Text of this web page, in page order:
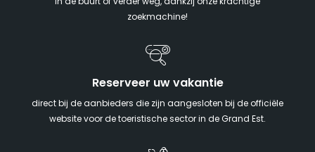
zoekmachine!
Reserveer uw vakantie
direct bij de aanbieders die zijn aangesloten bij de officiële
website voor de toeristische sector in de Grand Est.